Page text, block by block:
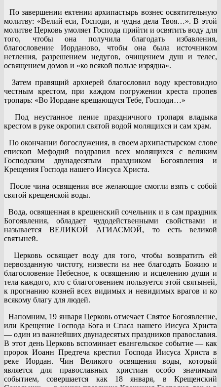
По завершении ектении архипастырь вознес освятительную
молитву: «Велий еси, Господи, и чудна дела Твоя…». В этой
молитве Церковь умоляет Господа прийти и освятить воду для
того, чтобы она получила благодать избавления,
благословение Иорданово, чтобы она была источником
нетления, разрешением недугов, очищением душ и телес,
освящением домов и «ко всякой пользе изрядна».
Затем правящий архиерей благословил воду крестовидно
честным крестом, при каждом погружении креста пропев
тропарь: «Во Иордане крещающуся Тебе, Господи…»
Под неустанное пение праздничного тропаря владыка
крестом в руке окропил святой водой молящихся и сам храм.
По окончании богослужения, в своем архипастырском слове
епископ Мефодий поздравил всех молящихся с великим
Господским двунадесятым праздником Богоявления и
Крещения Господа нашего Иисуса Христа.
После чина освящения все желающие смогли взять с собой
святой крещенской воды.
Вода, освященная в крещенский сочельник и в сам праздник
Богоявления, обладает чудодейственными свойствами и
называется ВЕЛИКОЙ АГИАСМОЙ, то есть великой
святыней.
Церковь освящает воду для того, чтобы возвратить ей
первозданную чистоту, низвести на нее благодать Божию и
благословение Небесное, к освящению и исцелению души и
тела каждого, кто с благоговением пользуется этой святыней,
к прогнанию козней всех видимых и невидимых врагов и ко
всякому благу для людей.
Напомним, 19 января Церковь отмечает Святое Богоявление,
или Крещение Господа Бога и Спаса нашего Иисуса Христа
— один из важнейших двунадесятых праздников православия.
В этот день Церковь вспоминает евангельское событие — как
пророк Иоанн Предтеча крестил Господа Иисуса Христа в
реке Иордан. Чин Великого освящения воды, который
является для православных христиан особо значимым
событием, совершается как 18 января, в Крещенский